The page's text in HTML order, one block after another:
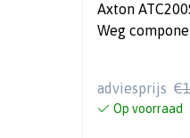
Axton ATC200S - 8
Weg
adviesprijs
Op voorraad